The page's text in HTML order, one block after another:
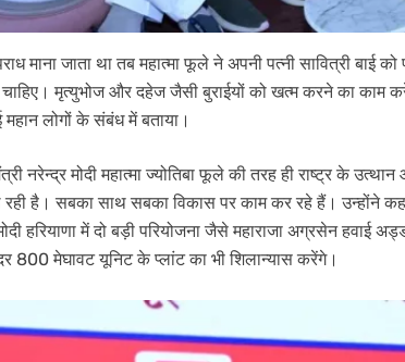
माना जाता था तब महात्मा फूले ने अपनी पत्नी सावित्री
मृत्युभोज और दहेज जैसी बुराईयों को खत्म करने का काम
लोगों के संबंध में बताया।
नरेन्द्र मोदी महात्मा ज्योतिबा फूले की तरह ही राष्ट्र के
है। सबका साथ सबका विकास पर काम कर रहे हैं। उन्होंने
हरियाणा में दो बड़ी परियोजना जैसे महाराजा अग्रसेन
800 मेघावट यूनिट के प्लांट का भी ​शिलान्यास करेंगे।